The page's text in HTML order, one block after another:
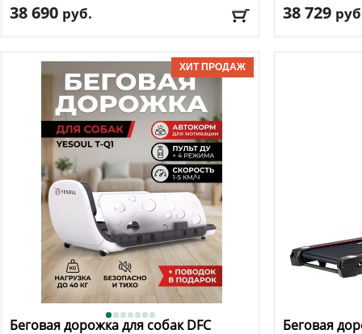
38 690 руб.
Макс. вес: 110 кг
Скорость
: 12 км/ч
Мощность двигателя: 2 л.с.
Регулировка угла наклона : ручная
Доставка:БЕСПЛАТНО, 2-3 дня
38 729
Беговая дорожка для собак DFC
Беговая